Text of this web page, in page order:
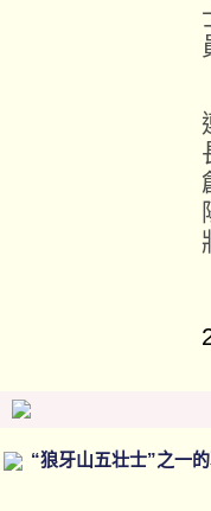
“狼牙山五壮士”之一